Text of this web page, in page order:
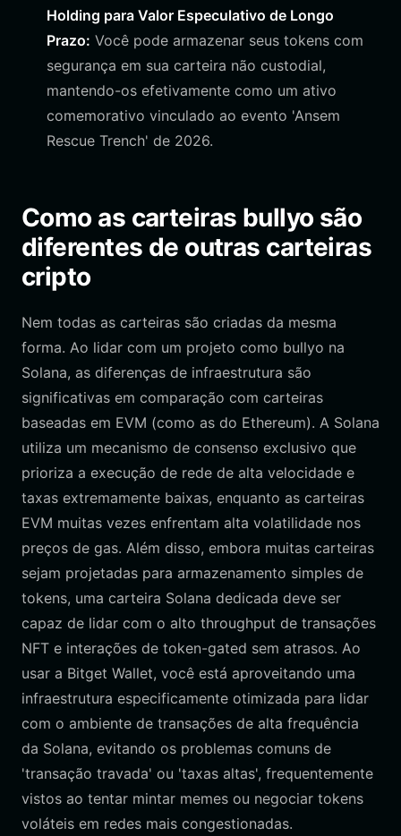
Holding para Valor Especulativo de Longo
Prazo: Você pode armazenar seus tokens com
segurança em sua carteira não custodial,
mantendo-os efetivamente como um ativo
comemorativo vinculado ao evento 'Ansem
Rescue Trench' de 2026.
Como as carteiras bullyo são
diferentes de outras carteiras
cripto
Nem todas as carteiras são criadas da mesma
forma. Ao lidar com um projeto como bullyo na
Solana, as diferenças de infraestrutura são
significativas em comparação com carteiras
baseadas em EVM (como as do Ethereum). A Solana
utiliza um mecanismo de consenso exclusivo que
prioriza a execução de rede de alta velocidade e
taxas extremamente baixas, enquanto as carteiras
EVM muitas vezes enfrentam alta volatilidade nos
preços de gas. Além disso, embora muitas carteiras
sejam projetadas para armazenamento simples de
tokens, uma carteira Solana dedicada deve ser
capaz de lidar com o alto throughput de transações
NFT e interações de token-gated sem atrasos. Ao
usar a Bitget Wallet, você está aproveitando uma
infraestrutura especificamente otimizada para lidar
com o ambiente de transações de alta frequência
da Solana, evitando os problemas comuns de
'transação travada' ou 'taxas altas', frequentemente
vistos ao tentar mintar memes ou negociar tokens
voláteis em redes mais congestionadas.